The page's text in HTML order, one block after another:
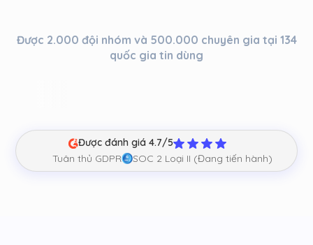
Được 2.000 đội nhóm và 500.000 chuyên gia tại 134
quốc gia tin dùng
Được đánh giá 4.7/5
Tuân thủ GDPR
SOC 2 Loại II (Đang tiến hành)